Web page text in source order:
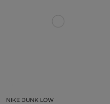
NIKE DUNK LOW